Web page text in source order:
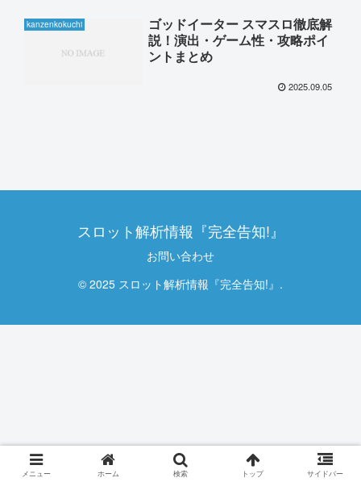
kanzenkokuchi
ゴッドイーター スマスロ徹底解
説！演出・ゲーム性・攻略ポイ
ントまとめ
2025.09.05
スロット解析情報『完全告知!』
お問い合わせ
© 2025 スロット解析情報『完全告知!』.
メニュー ホーム 検索 トップ サイドバー